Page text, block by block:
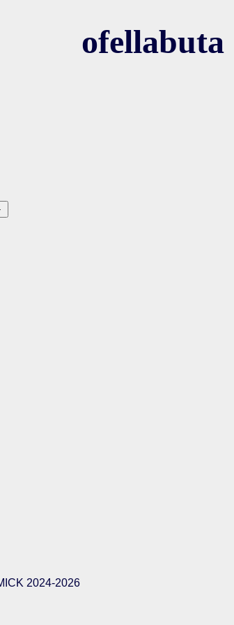
ofellabuta
2024-2026